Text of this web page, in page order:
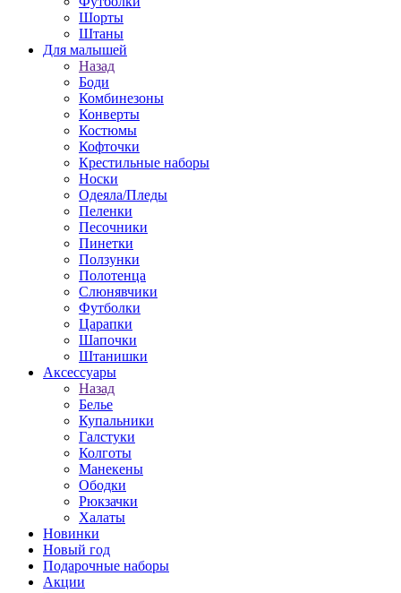
Шорты
Штаны
Для малышей
Назад
Боди
Комбинезоны
Конверты
Костюмы
Кофточки
Крестильные наборы
Носки
Одеяла/Пледы
Пеленки
Песочники
Пинетки
Ползунки
Полотенца
Слюнявчики
Футболки
Царапки
Шапочки
Штанишки
Аксессуары
Назад
Белье
Купальники
Галстуки
Колготы
Манекены
Ободки
Рюкзачки
Халаты
Новинки
Новый год
Подарочные наборы
Акции